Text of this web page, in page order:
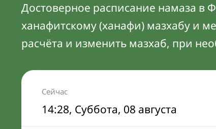
Достоверное расписание намаза в
ханафитскому (ханафи) мазхабу и
расчёта и изменить мазхаб, при
Сейчас
14:28, Суббота, 08 августа